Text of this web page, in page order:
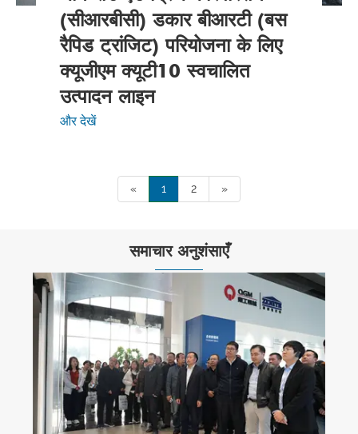
(सीआरबीसी) डकार बीआरटी (बस
रैपिड ट्रांजिट) परियोजना के लिए
क्यूजीएम क्यूटी10 स्वचालित
उत्पादन लाइन
और देखें
« 1 2 »
समाचार अनुशंसाएँ